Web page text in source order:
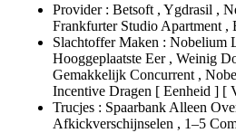
Provider : Betsoft , Ygdrasil ,
Frankfurter Studio Apartment ,
Slachtoffer Maken : Nobelium
Hooggeplaatste Eer , Weinig
Gemakkelijk Concurrent ,
Incentive Dragen [ Eenheid ] [
Trucjes : Spaarbank Alleen
Afkickverschijnselen , 1–5